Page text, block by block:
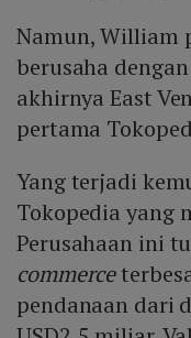
Namun, William
berusaha
akhirnya East
pertama
Yang terjadi
Tokopedia yang
Perusahaan ini
commerce
pendanaan dari